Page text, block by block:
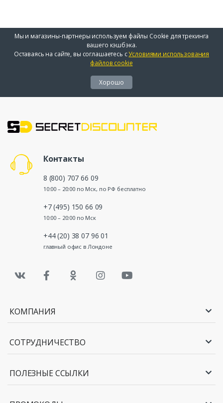
Мы и магазины-партнеры используем файлы Cookie для трекинга
вашего кэшбэка.
Оставаясь на сайте, вы соглашаетесь сУсловиями использования
файлов cookie
Хорошо
Контакты
8 (800) 707 66 09
10:00 – 20:00 по Мск, по РФ бесплатно
+7 (495) 150 66 09
10:00 – 20:00 по Мск
+44 (20) 38 07 96 01
главный офис в Лондоне
КОМПАНИЯ
СОТРУДНИЧЕСТВО
ПОЛЕЗНЫЕ ССЫЛКИ